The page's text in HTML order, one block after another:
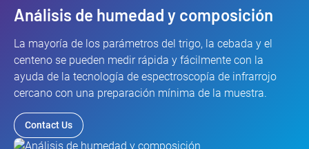
Análisis de humedad y composición
La mayoría de los parámetros del trigo, la cebada y el
centeno se pueden medir rápida y fácilmente con la
ayuda de la tecnología de espectroscopía de infrarrojo
cercano con una preparación mínima de la muestra.
Contact Us